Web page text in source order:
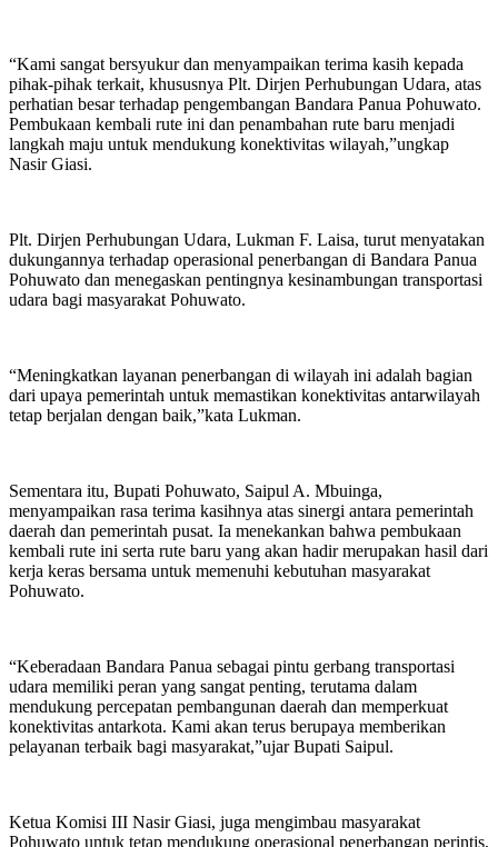
“Kami sangat bersyukur dan menyampaikan terima kasih kepada
pihak-pihak terkait, khususnya Plt. Dirjen Perhubungan Udara, atas
perhatian besar terhadap pengembangan Bandara Panua Pohuwato.
Pembukaan kembali rute ini dan penambahan rute baru menjadi
langkah maju untuk mendukung konektivitas wilayah,”ungkap
Nasir Giasi.
Plt. Dirjen Perhubungan Udara, Lukman F. Laisa, turut menyatakan
dukungannya terhadap operasional penerbangan di Bandara Panua
Pohuwato dan menegaskan pentingnya kesinambungan transportasi
udara bagi masyarakat Pohuwato.
“Meningkatkan layanan penerbangan di wilayah ini adalah bagian
dari upaya pemerintah untuk memastikan konektivitas antarwilayah
tetap berjalan dengan baik,”kata Lukman.
Sementara itu, Bupati Pohuwato, Saipul A. Mbuinga,
menyampaikan rasa terima kasihnya atas sinergi antara pemerintah
daerah dan pemerintah pusat. Ia menekankan bahwa pembukaan
kembali rute ini serta rute baru yang akan hadir merupakan hasil dari
kerja keras bersama untuk memenuhi kebutuhan masyarakat
Pohuwato.
“Keberadaan Bandara Panua sebagai pintu gerbang transportasi
udara memiliki peran yang sangat penting, terutama dalam
mendukung percepatan pembangunan daerah dan memperkuat
konektivitas antarkota. Kami akan terus berupaya memberikan
pelayanan terbaik bagi masyarakat,”ujar Bupati Saipul.
Ketua Komisi III Nasir Giasi, juga mengimbau masyarakat
Pohuwato untuk tetap mendukung operasional penerbangan perintis,